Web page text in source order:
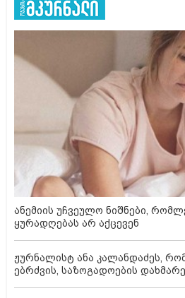
ანემიის უჩვეულო ნიშნები,
ყურადღებას არ აქცევენ
ჟურნალისტ ანა კალანდაძეს,
ებრძვის, საზოგადოების